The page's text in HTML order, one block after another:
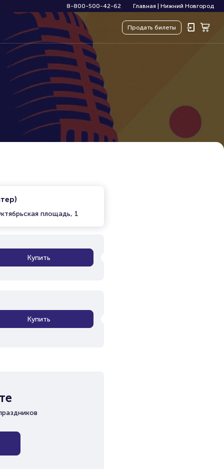
8-800-500-42-62 Главная Нижний Новгород
Продать билеты
площадь, 1
Купить
Купить